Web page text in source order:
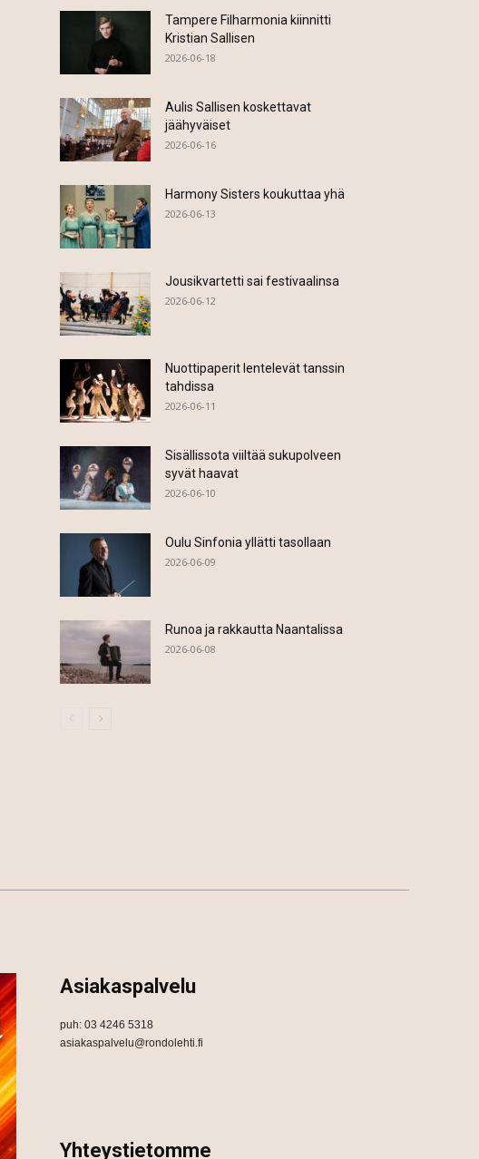
Tampere Filharmonia kiinnitti
Kristian Sallisen
2026-06-18
Aulis Sallisen koskettavat
jäähyväiset
2026-06-16
Harmony Sisters koukuttaa yhä
2026-06-13
Jousikvartetti sai festivaalinsa
2026-06-12
Nuottipaperit lentelevät tanssin
tahdissa
2026-06-11
Sisällissota viiltää sukupolveen
syvät haavat
2026-06-10
Oulu Sinfonia yllätti tasollaan
2026-06-09
Runoa ja rakkautta Naantalissa
2026-06-08
Asiakaspalvelu
puh: 03 4246 5318
asiakaspalvelu@rondolehti.fi
Yhteystietomme